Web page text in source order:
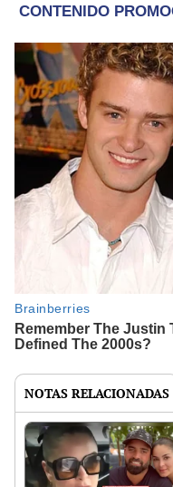
NOTAS RELACIONADAS